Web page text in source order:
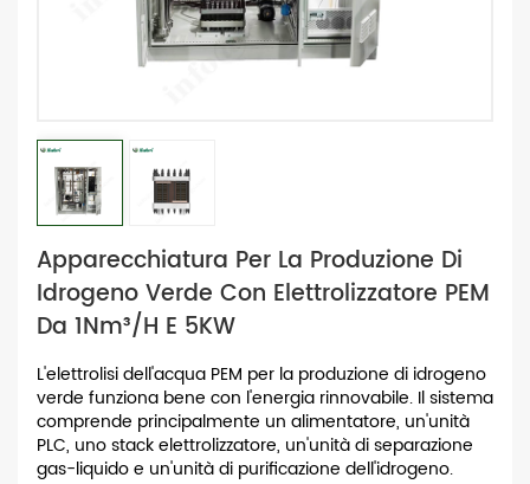
Apparecchiatura Per La Produzione Di
Idrogeno Verde Con Elettrolizzatore PEM
Da 1Nm³/h E 5KW
L'elettrolisi dell'acqua PEM per la produzione di idrogeno
verde funziona bene con l'energia rinnovabile. Il sistema
comprende principalmente un alimentatore, un'unità
PLC, uno stack elettrolizzatore, un'unità di separazione
gas-liquido e un'unità di purificazione dell'idrogeno.